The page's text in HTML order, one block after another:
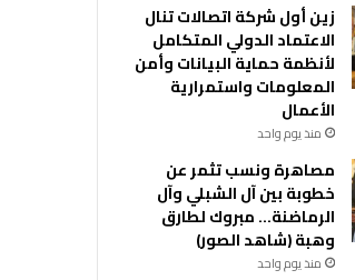
زين أول شركة اتصالات تنال
الاعتماد الدولي المتكامل
لأنظمة حماية البيانات وأمن
المعلومات واستمرارية
الأعمال
منذ يوم واحد
مصاهرة ونسب تثمر عن
خطوبة بين آل الشبلي وآل
الرماضنة… مبروك لطارق
وهبة (شاهد الصور)
منذ يوم واحد